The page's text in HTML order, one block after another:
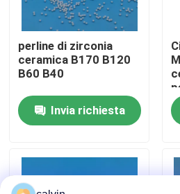
Contattaci
Richiedere un preventivo
Media di brillamento ceramici
Abrasivo di brillamento
perline di zirconia
ceramica B170 B120
B60 B40
Invia richiesta